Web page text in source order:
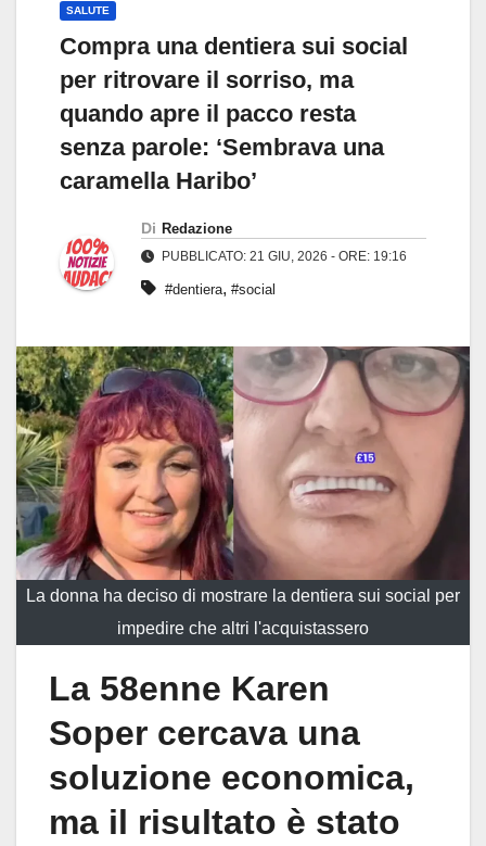
SALUTE
Compra una dentiera sui social
per ritrovare il sorriso, ma
quando apre il pacco resta
senza parole: ‘Sembrava una
caramella Haribo’
Di Redazione
PUBBLICATO: 21 GIU, 2026 - ORE: 19:16
#dentiera, #social
La donna ha deciso di mostrare la dentiera sui social per
impedire che altri l'acquistassero
La 58enne Karen
Soper cercava una
soluzione economica,
ma il risultato è stato